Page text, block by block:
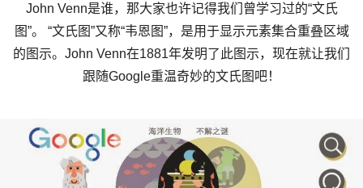
John Venn是谁，那大家也许记得我们曾学习过的“文氏
图”。 “文氏图”又称“韦恩图”，是用于显示元素集合重叠区域
的图示。John Venn在1881年发明了此图示，现在就让我们
跟随Google重温奇妙的文氏图吧！